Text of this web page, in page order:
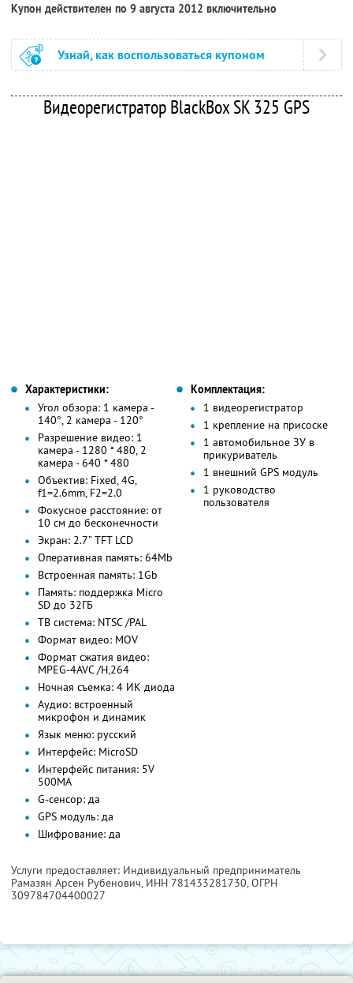
Купон действителен по 9 августа 2012 включительно
Узнай, как воспользоваться купоном
Видеорегистратор BlackBox SK 325 GPS
Характеристики:
Угол обзора: 1 камера -
140°, 2 камера - 120°
Разрешение видео: 1
камера - 1280 * 480, 2
камера - 640 * 480
Объектив: Fixed, 4G,
f1=2.6mm, F2=2.0
Фокусное расстояние: от
10 см до бесконечности
Экран: 2.7” TFT LCD
Оперативная память: 64Mb
Встроенная память: 1Gb
Память: поддержка Micro
SD до 32ГБ
ТВ система: NTSC /PAL
Формат видео: MOV
Формат сжатия видео:
MPEG-4AVC /H,264
Ночная съемка: 4 ИК диода
Аудио: встроенный
микрофон и динамик
Язык меню: русский
Интерфейс: MicroSD
Интерфейс питания: 5V
500MA
G-сенсор: да
GPS модуль: да
Шифрование: да
Комплектация:
1 видеорегистратор
1 крепление на присоске
1 автомобильное ЗУ в
прикуриватель
1 внешний GPS модуль
1 руководство
пользователя
Услуги предоставляет: Индивидуальный предприниматель
Рамазян Арсен Рубенович, ИНН 781433281730, ОГРН
309784704400027